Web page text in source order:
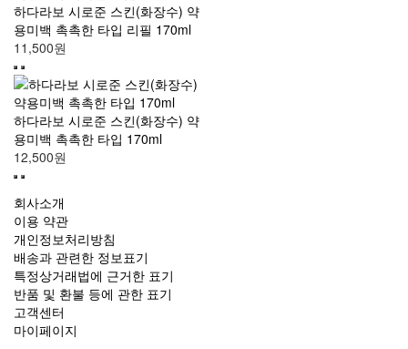
하다라보 시로준 스킨(화장수) 약
용미백 촉촉한 타입 리필 170ml
11,500원
하다라보 시로준 스킨(화장수) 약
용미백 촉촉한 타입 170ml
12,500원
회사소개
이용 약관
개인정보처리방침
배송과 관련한 정보표기
특정상거래법에 근거한 표기
반품 및 환불 등에 관한 표기
고객센터
마이페이지